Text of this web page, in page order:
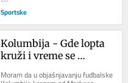
Sportske
Kolumbija - Gde lopta
kruži i vreme se
Moram da u objašnjavanju fudbalske